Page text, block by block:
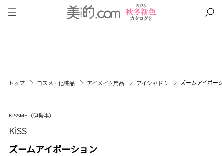
トップ コスメ・化粧品 アイメイク用品 アイシャドウ ズームアイポー
KISSME（伊勢半）
KiSS
ズームアイポーション